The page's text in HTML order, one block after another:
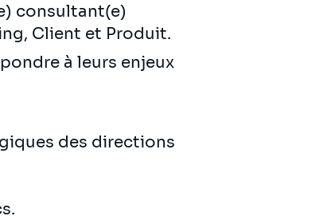
consultant(e)
Client et Produit.
à leurs enjeux
des directions